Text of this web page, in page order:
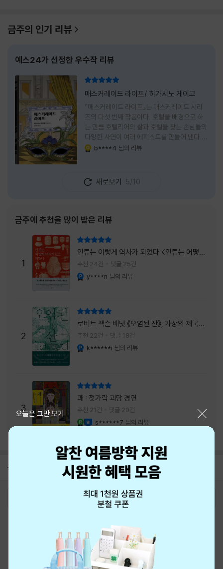
금주의 인기 리뷰
예스24가 선정한 우수작 리뷰
매스커레이드 라이프/ 히가시노 게이고
『매스커레이드 라이프』는 매스커레이드 시리
즈의 다섯 번째 작품이다. 호텔을 배경으로 하
는 만큼 호텔리어의 삶과 호텔을 찾는 손님들의
다양한 사연이 여러 에피소드를 만들어 낸다.
주인공은 호텔리어로서의 완벽함을 꿈꾸는 야
는 과정에서 나오미가 다치게 되자, 고스케는
모든 책임을 지고 형사직에서 물러난다. 하지만
을 받게 된다. 그렇게 끝난 4권 이후, 나는 5권
이 출간되기만을 기다렸다. 형사가 아닌 호텔리
어가 된 닛타 고스케의 모습이 무척 궁금했기
때문이다. 그동안 호텔에서 잠복 수사를 하며
어설픈 호텔리어의 가면을 쓰고 있었다면, 이제
는 가면
b****4 님의 리뷰
새로보기 5/10
금주에 추천을 많이 받은 리뷰
1
인류는 이렇게 역사가 되었다 <인류는 어떻게
역사가 되었나>
추천 24건 댓글 25건
y****n 님의 리뷰
2
로버트 잭슨 베넷 《오염된 잔》, 가상의 제국이
주는 실감과 미스터리 사건의 치밀함이 이루어
내는 최상의 시너지...
추천 22건 댓글 18건
k******i 님의 리뷰
3
쾌 : 젓가락 괴담 경연
추천 21건 댓글 20건
s******7 님의 리뷰
공지 8월 신용카드 무이자할부 안내
오늘은 그만 보기
최근 본 상품
eBook 1:1문의/채팅상담
예스이십사(주) 사업자 정보
이용약관
개인정보처리방침
청소년보호정책